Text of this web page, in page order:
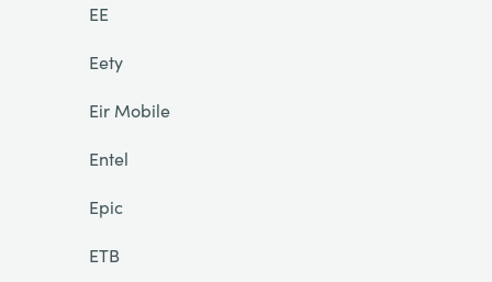
EE
Eety
Eir Mobile
Entel
Epic
ETB